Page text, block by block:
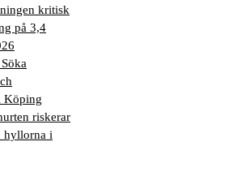
kritisk
på 3,4
Köping
riskerar
hyllorna i